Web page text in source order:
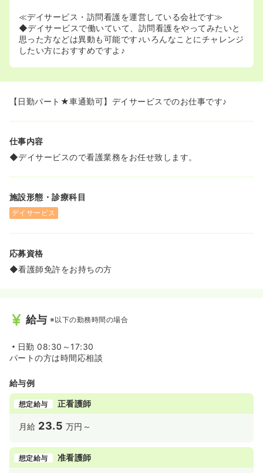
≪デイサービス・訪問看護を運営している会社です≫
◆デイサービスで働いていて、訪問看護をやってみたいと
思った方などは異動も可能です♪いろんなことにチャレンジ
したい方におすすめですよ♪
【日勤パート★車通勤可】デイサービスでのお仕事です♪
仕事内容
◆デイサービスので看護業務をお任せ致します。
施設形態・診療科目
デイサービス
応募資格
◆看護師免許をお持ちの方
給与 ※以下の勤務時間の場合
日勤 08:30～17:30
パートの方は時間応相談
給与例
想定給与 正看護師
月給 23.5 万円～
想定給与 准看護師